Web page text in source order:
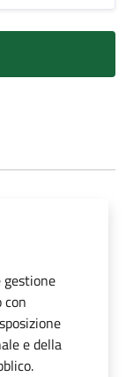
gestione
con
e della